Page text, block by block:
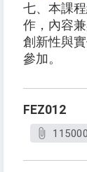
七、本課
作，內容
創新性與
參加。
FEZ012